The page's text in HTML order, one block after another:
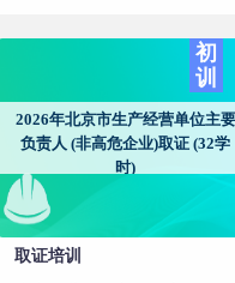
初
训
2026年北京市生产经营单位主要
负责人 (非高危企业)取证 (32学
时)
取证培训